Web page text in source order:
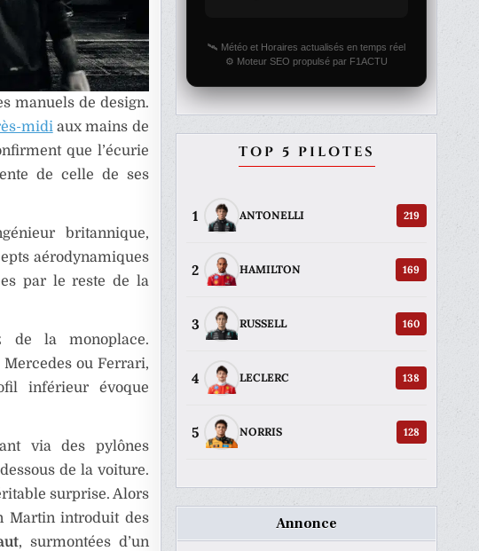
manuels de design.
midiaux mains de
que l’écurie
de celle de ses
britannique,
aérodynamiques
par le reste de la
la monoplace.
ou Ferrari,
inférieur évoque
via des pylônes
de la voiture.
surprise. Alors
Martin introduit des
, surmontées d’un
🛰️ Météo et Horaires actualisés en temps réel
⚙️ Moteur SEO propulsé par F1ACTU
TOP 5 PILOTES
1 ANTONELLI 219
2 HAMILTON 169
3 RUSSELL 160
4 LECLERC 138
5 NORRIS 128
Annonce